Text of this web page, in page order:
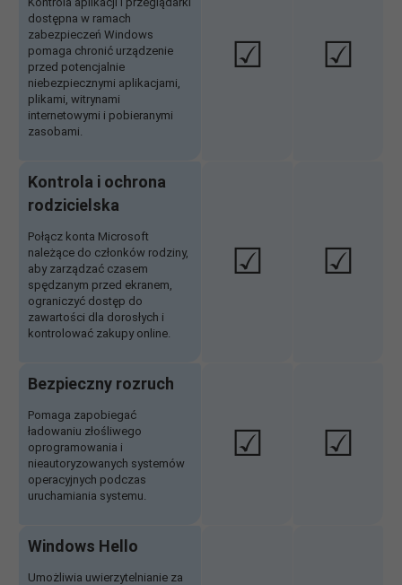
dostępna w ramach
zabezpieczeń Windows
pomaga chronić urządzenie
przed potencjalnie
niebezpiecznymi aplikacjami,
plikami, witrynami
internetowymi i pobieranymi
zasobami.
☑ ☑
Kontrola i ochrona
rodzicielska
Połącz konta Microsoft
należące do członków rodziny,
aby zarządzać czasem
spędzanym przed ekranem,
ograniczyć dostęp do
zawartości dla dorosłych i
kontrolować zakupy online.
☑ ☑
Bezpieczny rozruch
Pomaga zapobiegać
ładowaniu złośliwego
oprogramowania i
nieautoryzowanych systemów
operacyjnych podczas
uruchamiania systemu.
☑ ☑
Windows Hello
Umożliwia uwierzytelnianie za